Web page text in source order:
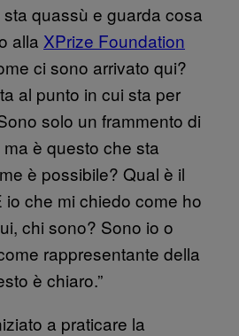
quassù e guarda cosa
alla XPrize Foundation
ci sono arrivato qui?
al punto in cui sta per
solo un frammento di
è questo che sta
è possibile? Qual è il
che mi chiedo come ho
chi sono? Sono io o
rappresentante della
è chiaro.”
a praticare la